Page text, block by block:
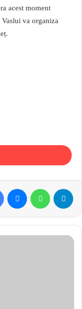
acest moment
va organiza
locații va fi
și voluntari ai
servicii gratuite
de Ambulanță